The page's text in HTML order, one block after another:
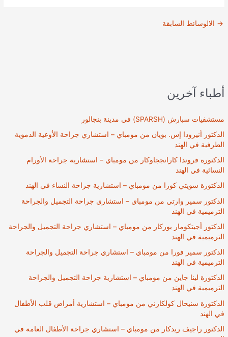
أطباء آخرين
مستشفيات سبارش (SPARSH) في مدينة بنجالور
الدكتور أنيرودا إس. بويان من مومباي – استشاري جراحة الأوعية الدموية
الطرفية في الهند
الدكتورة فروندا كارانججاوكار من مومباي – استشارية جراحة الأورام
النسائية في الهند
الدكتورة سويتي كورا من مومباي – استشارية جراحة النساء في الهند
الدكتور سمير وارتي من مومباي – استشاري جراحة التجميل والجراحة
الترميمية في الهند
الدكتور أجيتكومار بوركار من مومباي – استشاري جراحة التجميل والجراحة
الترميمية في الهند
الدكتور سمير فورا من مومباي – استشاري جراحة التجميل والجراحة
الترميمية في الهند
الدكتورة لينا جاين من مومباي – استشارية جراحة التجميل والجراحة
الترميمية في الهند
الدكتورة سنيحال كولكارني من مومباي – استشارية أمراض قلب الأطفال
في الهند
الدكتور راجيف ريدكار من مومباي – استشاري جراحة الأطفال العامة في
→ الالوسائط السابقة